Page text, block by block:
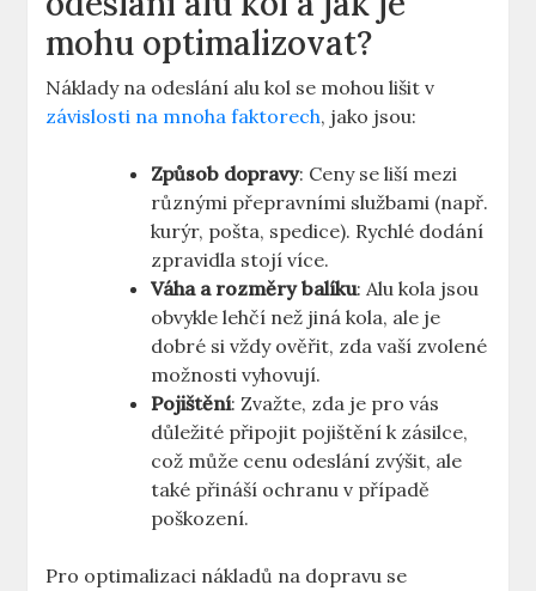
mohu optimalizovat?
Náklady na odeslání alu kol se mohou lišit v
závislosti na mnoha faktorech, jako jsou:
Způsob dopravy: Ceny se liší mezi
různými přepravními službami (např.
kurýr, pošta, spedice). Rychlé dodání
zpravidla stojí více.
Váha a rozměry balíku: Alu kola jsou
obvykle lehčí než jiná kola, ale je
dobré si vždy ověřit, zda vaší zvolené
možnosti vyhovují.
Pojištění: Zvažte, zda je pro vás
důležité připojit pojištění k zásilce,
což může cenu odeslání zvýšit, ale
také přináší ochranu v případě
poškození.
Pro optimalizaci nákladů na dopravu se